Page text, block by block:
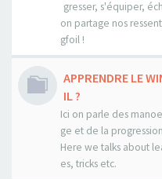
gresser, s'équiper,
on partage nos
gfoil !
APPRENDRE LE
IL ?
Ici on parle des
ge et de la
Here we talks about
es, tricks etc.